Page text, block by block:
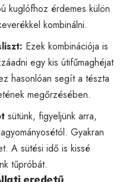
kuglófhoz érdemes külön
kombinálni.
Ezek kombinációja is
egy kis útifűmaghéjat
hasonlóan segít a tészta
megőrzésében.
sütünk, figyeljünk arra,
Gyakran
A sütési idő is kissé
tűpróbát.
eredetű